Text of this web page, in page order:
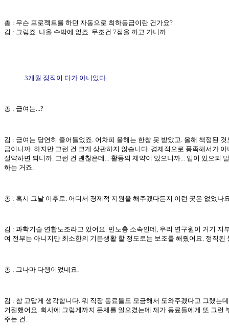
총 : 무슨 프로젝트를 하던 자동으로 최하등급이란 건가요?
김 : 그렇죠. 나올 수밖에 없죠. 무조건 7점을 까고 가니까.
3개월 정직이 다가 아니었다.
총 : 급여는...?
김 : 급여는 당연히 줄어들었죠. 어차피 올해는 한참 못 받았고. 올해 책정된 것
급이니까. 하지만 그런 건 크게 상관하지 않습니다. 경제적으로 풍족해서가 아
절약하면 되니까. 그런 건 괜찮은데... 활동의 제약이 있으니까... 입이 있으되
하는 거죠.
총 : 혹시 그날 이후로. 어디서 경제적 지원을 해주겠다든지 이런 곳은 없었나
김 : 과학기술 연합노조라고 있어요. 민노총 소속인데, 우리 연구원이 거기 지
여 전부는 아니지만 최소한의 기본생활 할 정도로는 보조를 해줬어요. 정직된
총 : 그나마 다행이었네요.
김 : 참 고맙게 생각합니다. 뭐 직장 동료들도 모금해서 도와주겠다고 그랬는
거절했어요. 회사에 그렇게까지 문제를 일으켰는데 제가 동료들에게 또 그런
주는 건..